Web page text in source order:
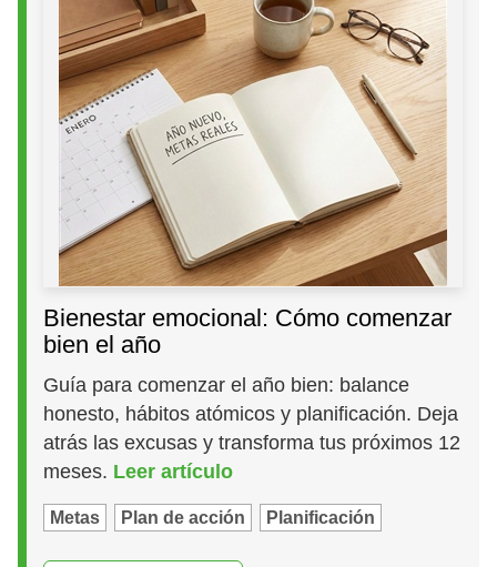
Bienestar emocional: Cómo comenzar
bien el año
Guía para comenzar el año bien: balance
honesto, hábitos atómicos y planificación. Deja
atrás las excusas y transforma tus próximos 12
meses. Leer artículo
Metas Plan de acción Planificación